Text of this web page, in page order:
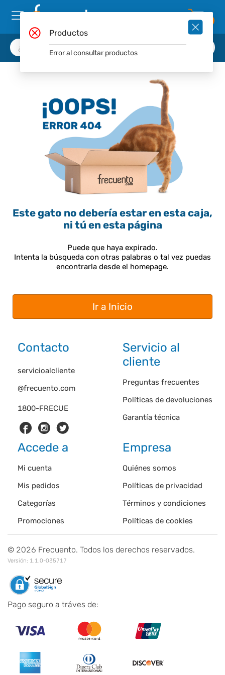
Este gato no debería estar en esta caja,
ni tú en esta página
Puede que haya expirado.
Intenta la búsqueda con otras palabras o tal vez puedas
encontrarla desde el homepage.
Ir a Inicio
Contacto
1800-FRECUE
servicioalcliente
@frecuento.com
Servicio al
cliente
Preguntas frecuentes
Políticas de devoluciones
Garantía técnica
Accede a
Mi cuenta
Mis pedidos
Categorías
Promociones
Empresa
Quiénes somos
Políticas de privacidad
Términos y condiciones
Políticas de cookies
© 2026 Frecuento. Todos los derechos reservados.
Versión: 1.1.0-035717
Pago seguro a tráves de:
Productos
Error al consultar productos